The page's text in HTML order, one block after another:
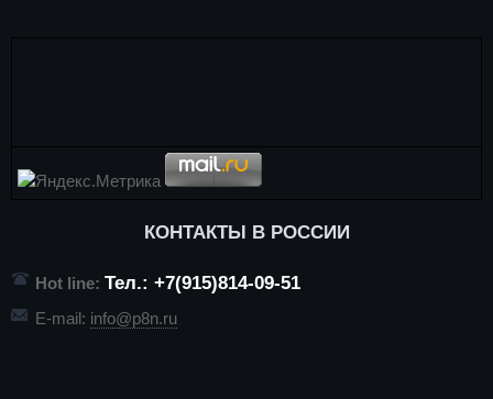
КОНТАКТЫ В РОССИИ
Hot line: Тел.: +7(915)814-09-51
E-mail: info@p8n.ru